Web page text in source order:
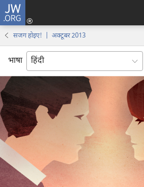
JW.ORG
सजग होइए‍! | अक्टूबर 2013
भाषा